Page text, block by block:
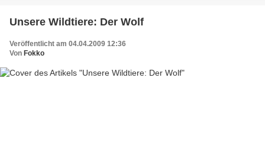
Unsere Wildtiere: Der Wolf
Veröffentlicht am 04.04.2009 12:36
Von Fokko